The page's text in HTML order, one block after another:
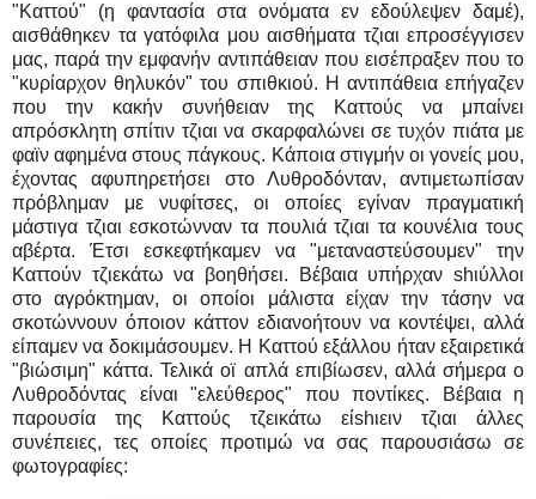
"Καττού" (η φαντασία στα ονόματα εν εδούλεψεν δαμέ),
αισθάθηκεν τα γατόφιλα μου αισθήματα τζιαι επροσέγγισεν
μας, παρά την εμφανήν αντιπάθειαν που εισέπραξεν που το
"κυρίαρχον θηλυκόν" του σπιθκιού. Η αντιπάθεια επήγαζεν
που την κακήν συνήθειαν της Καττούς να μπαίνει
απρόσκλητη σπίτιν τζιαι να σκαρφαλώνει σε τυχόν πιάτα με
φαϊν αφημένα στους πάγκους. Κάποια στιγμήν οι γονείς μου,
έχοντας αφυπηρετήσει στο Λυθροδόνταν, αντιμετωπίσαν
πρόβλημαν με νυφίτσες, οι οποίες εγίναν πραγματική
μάστιγα τζιαι εσκοτώνναν τα πουλιά τζιαι τα κουνέλια τους
αβέρτα. Έτσι εσκεφτήκαμεν να "μεταναστεύσουμεν" την
Καττούν τζιεκάτω να βοηθήσει. Βέβαια υπήρχαν shιύλλοι
στο αγρόκτημαν, οι οποίοι μάλιστα είχαν την τάσην να
σκοτώννουν όποιον κάττον εδιανοήτουν να κοντέψει, αλλά
είπαμεν να δοκιμάσουμεν. Η Καττού εξάλλου ήταν εξαιρετικά
"βιώσιμη" κάττα. Τελικά οϊ απλά επιβίωσεν, αλλά σήμερα ο
Λυθροδόντας είναι "ελεύθερος" που ποντίκες. Βέβαια η
παρουσία της Καττούς τζεικάτω είshιειν τζιαι άλλες
συνέπειες, τες οποίες προτιμώ να σας παρουσιάσω σε
φωτογραφίες: